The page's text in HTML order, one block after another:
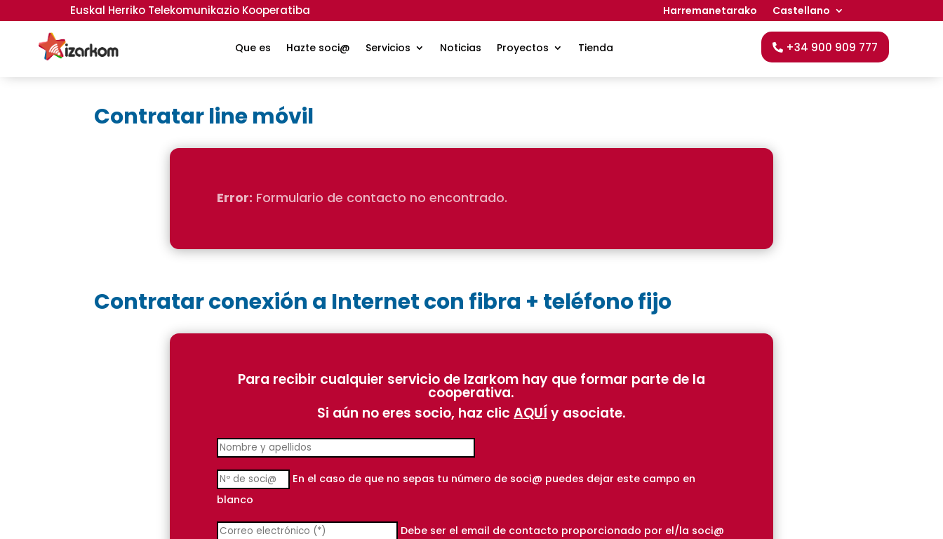
Euskal Herriko Telekomunikazio Kooperatiba Harremanetarako Castellano
Que es Hazte soci@ Servicios Noticias Proyectos Tienda +34 900 909 777
Contratar line móvil
Error: Formulario de contacto no encontrado.
Contratar conexión a Internet con fibra + teléfono fijo
Para recibir cualquier servicio de Izarkom hay que formar parte de la
cooperativa.
Si aún no eres socio, haz clic AQUÍ y asociate.
En el caso de que no sepas tu número de soci@ puedes dejar este campo en
blanco
Debe ser el email de contacto proporcionado por el/la soci@